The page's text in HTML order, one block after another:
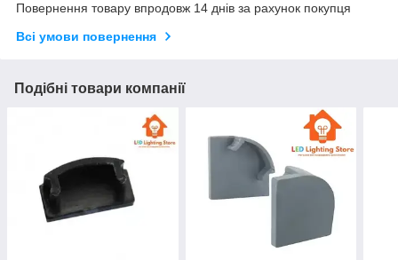
Повернення товару впродовж 14 днів за рахунок покупця
Всі умови повернення
Подібні товари компанії